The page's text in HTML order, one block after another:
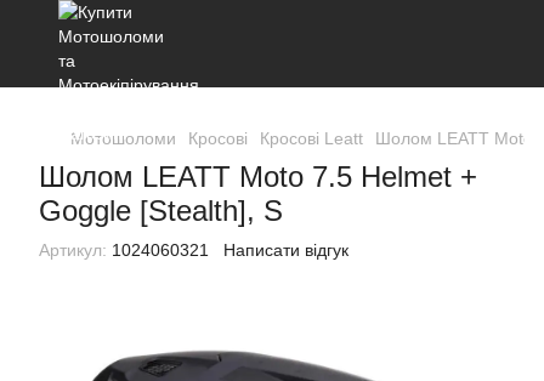
Мотошоломи Кросові Кросові Leatt Шолом LEATT Moto
Шолом LEATT Moto 7.5 Helmet +
Goggle [Stealth], S
Артикул: 1024060321 Написати відгук